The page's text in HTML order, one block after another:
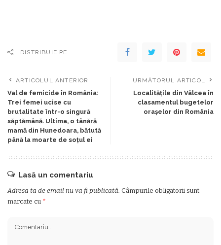
DISTRIBUIE PE
ARTICOLUL ANTERIOR
Val de femicide în România:
Trei femei ucise cu
brutalitate într-o singură
săptămână. Ultima, o tânără
mamă din Hunedoara, bătută
până la moarte de soțul ei
URMĂTORUL ARTICOL
Localitățile din Vâlcea în
clasamentul bugetelor
orașelor din România
Lasă un comentariu
Adresa ta de email nu va fi publicată. Câmpurile obligatorii sunt
marcate cu *